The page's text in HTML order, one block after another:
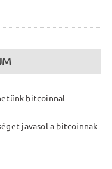
bitcoinnal
javasol a bitcoinnak